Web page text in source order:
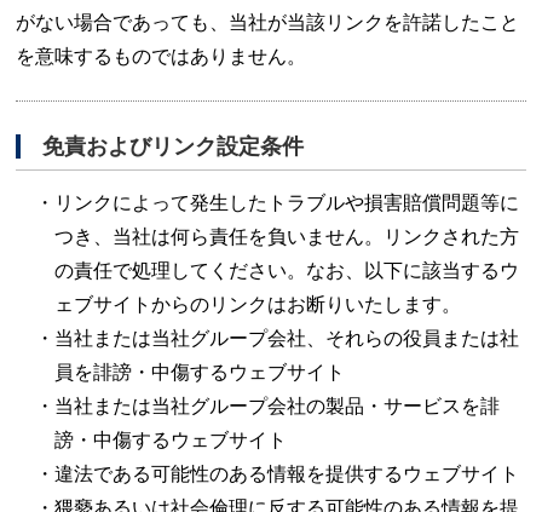
がない場合であっても、当社が当該リンクを許諾したこと
を意味するものではありません。
免責およびリンク設定条件
リンクによって発生したトラブルや損害賠償問題等に
つき、当社は何ら責任を負いません。リンクされた方
の責任で処理してください。なお、以下に該当するウ
ェブサイトからのリンクはお断りいたします。
当社または当社グループ会社、それらの役員または社
員を誹謗・中傷するウェブサイト
当社または当社グループ会社の製品・サービスを誹
謗・中傷するウェブサイト
違法である可能性のある情報を提供するウェブサイト
猥褻あるいは社会倫理に反する可能性のある情報を提